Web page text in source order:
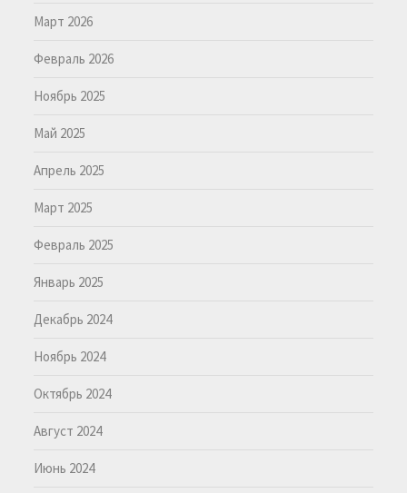
Март 2026
Февраль 2026
Ноябрь 2025
Май 2025
Апрель 2025
Март 2025
Февраль 2025
Январь 2025
Декабрь 2024
Ноябрь 2024
Октябрь 2024
Август 2024
Июнь 2024